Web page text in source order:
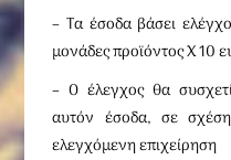
– Τα έσοδα βάσει
μονάδες προϊόντος Χ 10
– Ο έλεγχος θα
αυτόν έσοδα, σε
ελεγχόμενη επιχείρηση